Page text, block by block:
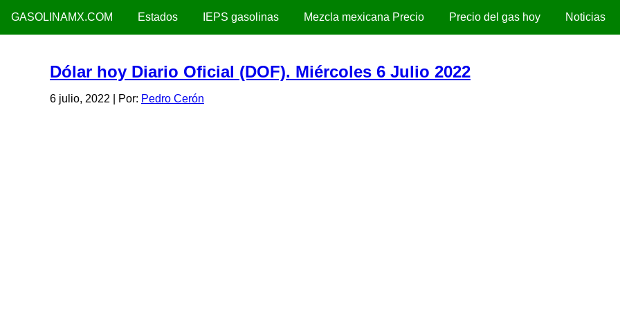
GASOLINAMX.COM Estados IEPS gasolinas Mezcla mexicana Precio Precio del gas hoy Noticias
Dólar hoy Diario Oficial (DOF). Miércoles 6 Julio 2022
6 julio, 2022 | Por: Pedro Cerón